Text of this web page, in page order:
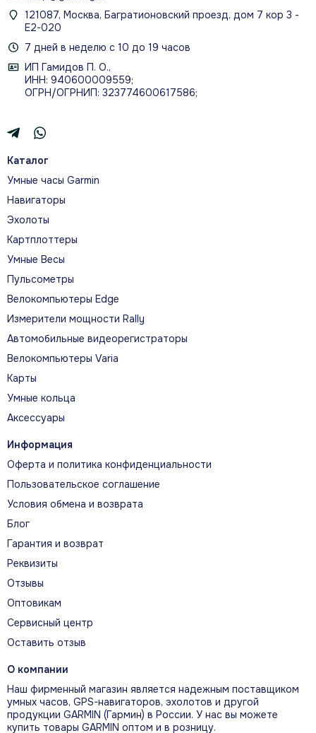
121087, Москва, Багратионовский проезд, дом 7 кор 3 -
Е2-020
7 дней в неделю с 10 до 19 часов
ИП Гамидов П. О.,
ИНН: 940600009559;
ОГРН/ОГРНИП: 323774600617586;
Каталог
Умные часы Garmin
Навигаторы
Эхолоты
Картплоттеры
Умные Весы
Пульсометры
Велокомпьютеры Edge
Измерители мощности Rally
Автомобильные видеорегистраторы
Велокомпьютеры Varia
Карты
Умные кольца
Аксессуары
Информация
Оферта и политика конфиденциальности
Пользовательское соглашение
Условия обмена и возврата
Блог
Гарантия и возврат
Реквизиты
Отзывы
Оптовикам
Сервисный центр
Оставить отзыв
О компании
Наш фирменный магазин является надежным поставщиком
умных часов, GPS-навигаторов, эхолотов и другой
продукции GARMIN (Гармин) в России. У нас вы можете
купить товары GARMIN оптом и в розницу.